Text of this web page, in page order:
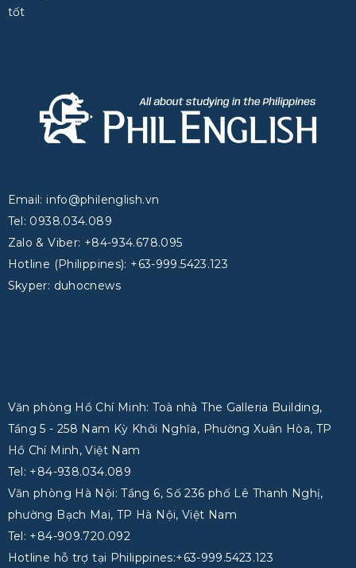
tốt
Email: info@philenglish.vn
Tel: 0938.034.089
Zalo & Viber: +84-934.678.095
Hotline (Philippines): +63-999.5423.123
Skyper: duhocnews
Văn phòng Hồ Chí Minh: Toà nhà The Galleria Building,
Tầng 5 - 258 Nam Kỳ Khởi Nghĩa, Phường Xuân Hòa, TP
Hồ Chí Minh, Việt Nam
Tel: +84-938.034.089
Văn phòng Hà Nội: Tầng 6, Số 236 phố Lê Thanh Nghị,
phường Bạch Mai, TP Hà Nội, Việt Nam
Tel: +84-909.720.092
Hotline hỗ trợ tại Philippines:+63-999.5423.123